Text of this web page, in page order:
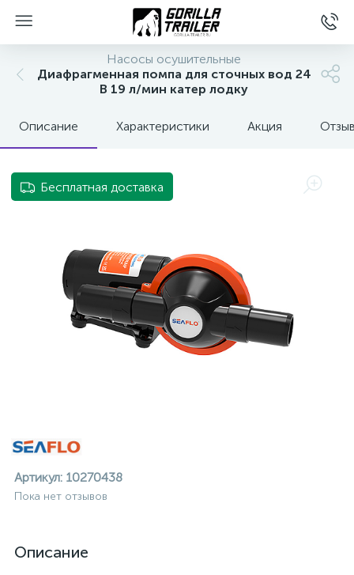
Насосы осушительные
Диафрагменная помпа для сточных вод 24
В 19 л/мин катер лодку
Описание Характеристики Акция
Бесплатная доставка
Артикул: 10270438
Пока нет отзывов
Описание